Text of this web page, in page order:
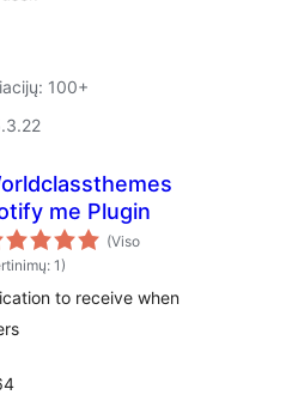
100+
me Plugin
(Viso
1)
to receive when